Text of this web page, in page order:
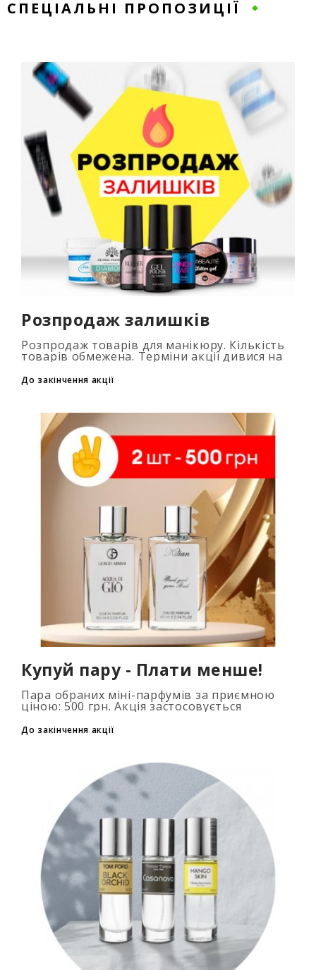
СПЕЦІАЛЬНІ ПРОПОЗИЦІЇ
Розпродаж залишків
Розпродаж товарів для манікюру. Кількість
товарів обмежена. Терміни акції дивися на
таймері...
До закінчення акції
Купуй пару - Плати менше!
Пара обраних міні-парфумів за приємною
ціною: 500 грн. Акція застосовується
флаконів у кошик. Кількість товарів
обмежена..
До закінчення акції